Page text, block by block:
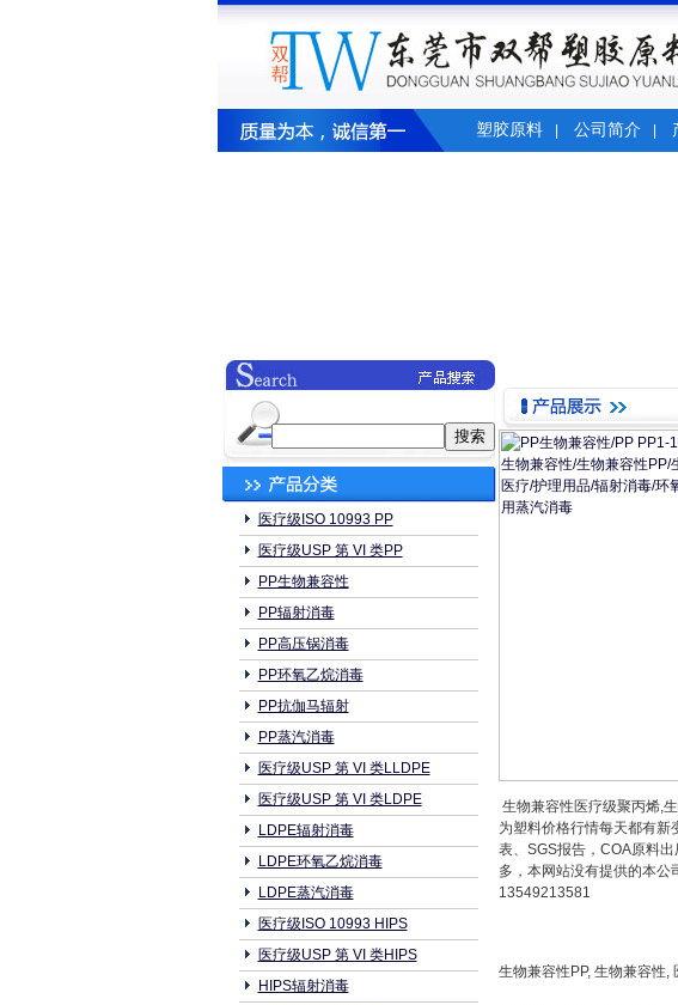
塑胶原料 公司简介
医疗级ISO 10993 PP
医疗级USP 第 VI 类PP
PP生物兼容性
PP辐射消毒
PP高压锅消毒
PP环氧乙烷消毒
PP抗伽马辐射
PP蒸汽消毒
医疗级USP 第 VI 类LLDPE
医疗级USP 第 VI 类LDPE
LDPE辐射消毒
LDPE环氧乙烷消毒
LDPE蒸汽消毒
医疗级ISO 10993 HIPS
医疗级USP 第 VI 类HIPS
HIPS辐射消毒
生物兼容性医疗级聚丙烯,
为塑料价格行情每天都有新
表、SGS报告，COA原料
多，本网站没有提供的本
13549213581
生物兼容性PP, 生物兼容性,